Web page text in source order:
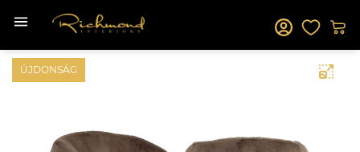
ÚJDONSÁG